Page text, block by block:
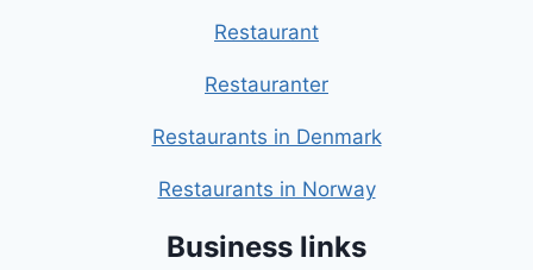
Restaurant
Restauranter
Restaurants in Denmark
Restaurants in Norway
Business links